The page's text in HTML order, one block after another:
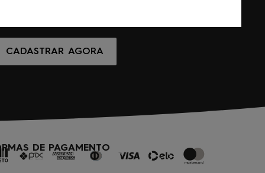
CADASTRAR AGORA
DE PAGAMENTO